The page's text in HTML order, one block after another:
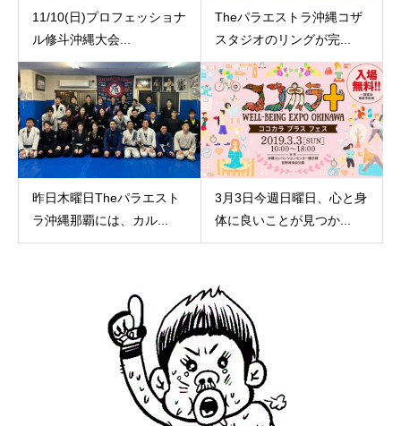
11/10(日)プロフェッショナ
ル修斗沖縄大会...
Theパラエストラ沖縄コザ
スタジオのリングが完...
昨日木曜日Theパラエスト
ラ沖縄那覇には、カル...
3月3日今週日曜日、心と身
体に良いことが見つか...